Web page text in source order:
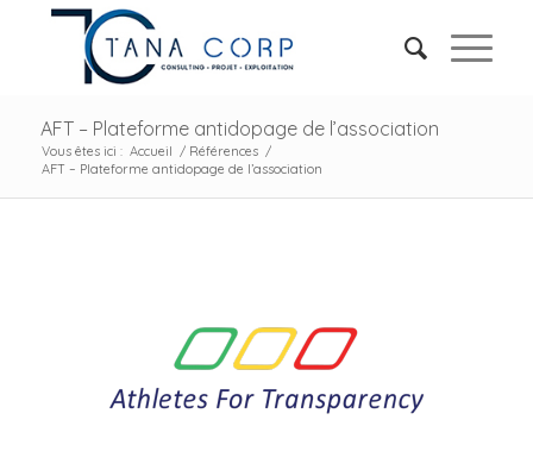
AFT – Plateforme antidopage de l’association
Vous êtes ici : Accueil / Références /
AFT – Plateforme antidopage de l’association